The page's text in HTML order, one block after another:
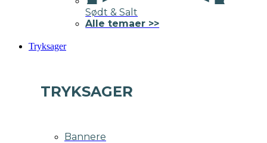
Sødt & Salt
Alle temaer >>
Tryksager
TRYKSAGER
Bannere